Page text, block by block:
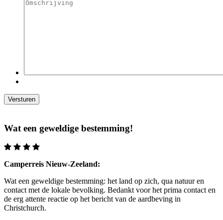
Versturen
Wat een geweldige bestemming!
Camperreis Nieuw-Zeeland:
Wat een geweldige bestemming: het land op zich, qua natuur en
contact met de lokale bevolking. Bedankt voor het prima contact en
de erg attente reactie op het bericht van de aardbeving in
Christchurch.